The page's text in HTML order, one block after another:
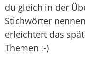
du gleich in der
Stichwörter
erleichtert das
Themen :-)